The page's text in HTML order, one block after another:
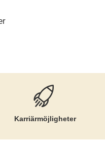
Karriär­möjligheter